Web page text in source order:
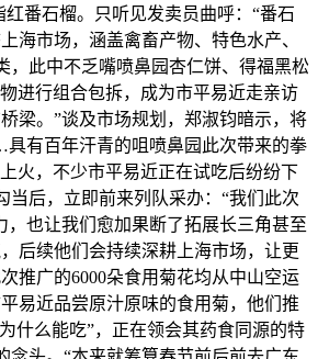
番石榴。只听见发卖员曲呼：“番石
市场，涵盖禽畜产物、特色水产、
，此中不乏嘴喷鼻园杏仁饼、得福黑松
进行组合包拆，成为市平易近走亲访
梁。”谈及市场规划，郑淑钧暗示，将
有百年汗青的咀喷鼻园此次带来的拳
火，不少市平易近正在试吃后纷纷下
后，立即前来列队采办：“我们此次
也让我们愈加果断了拓展长三角甚至
后续他们会持续深耕上海市场，让更
推广的6000朵食用菊花均从中山空运
易近品尝原汁原味的食用菊，他们推
什么能吃”，正在领会其药食同源的特